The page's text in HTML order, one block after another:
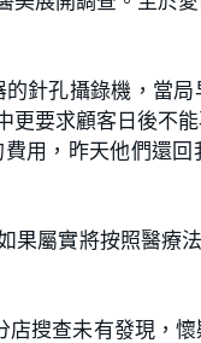
針孔攝錄機，當
要求顧客日後不
用，昨天他們還
果屬實將按照醫療
搜查未有發現，